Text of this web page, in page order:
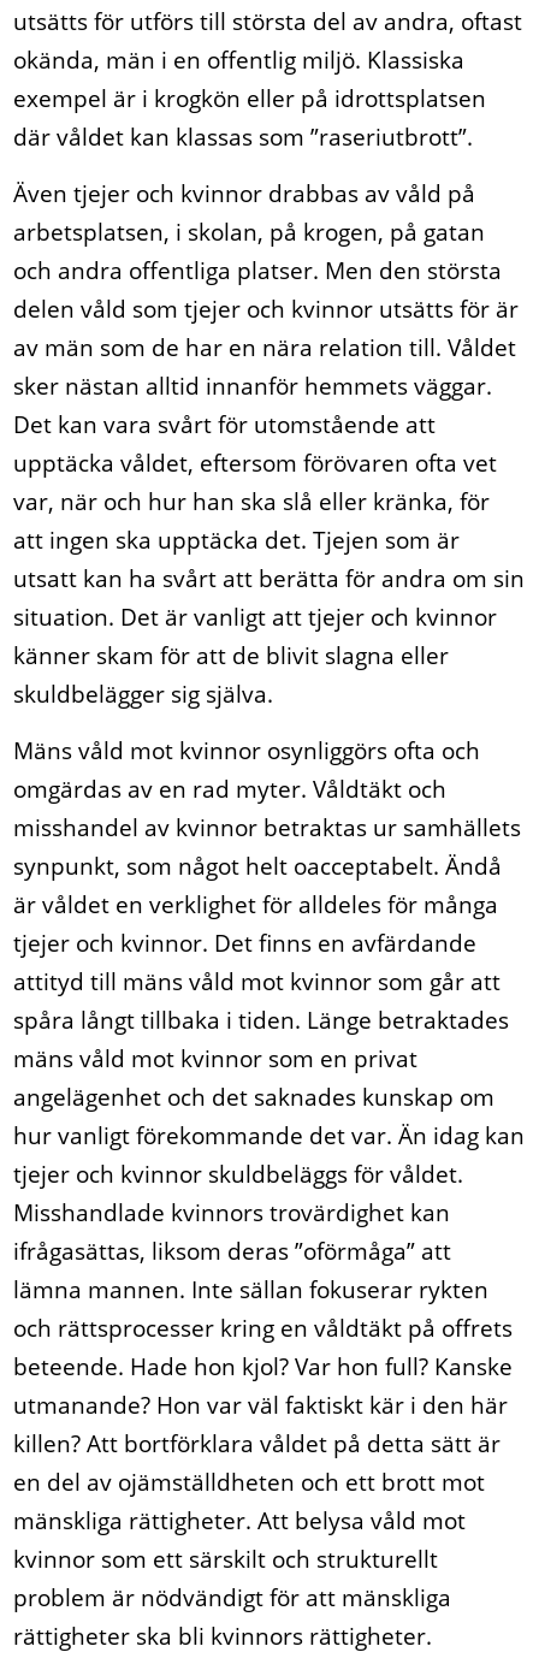
utsätts för utförs till största del av andra, oftast
okända, män i en offentlig miljö. Klassiska
exempel är i krogkön eller på idrottsplatsen
där våldet kan klassas som ”raseriutbrott”.
Även tjejer och kvinnor drabbas av våld på
arbetsplatsen, i skolan, på krogen, på gatan
och andra offentliga platser. Men den största
delen våld som tjejer och kvinnor utsätts för är
av män som de har en nära relation till. Våldet
sker nästan alltid innanför hemmets väggar.
Det kan vara svårt för utomstående att
upptäcka våldet, eftersom förövaren ofta vet
var, när och hur han ska slå eller kränka, för
att ingen ska upptäcka det. Tjejen som är
utsatt kan ha svårt att berätta för andra om sin
situation. Det är vanligt att tjejer och kvinnor
känner skam för att de blivit slagna eller
skuldbelägger sig själva.
Mäns våld mot kvinnor osynliggörs ofta och
omgärdas av en rad myter. Våldtäkt och
misshandel av kvinnor betraktas ur samhällets
synpunkt, som något helt oacceptabelt. Ändå
är våldet en verklighet för alldeles för många
tjejer och kvinnor. Det finns en avfärdande
attityd till mäns våld mot kvinnor som går att
spåra långt tillbaka i tiden. Länge betraktades
mäns våld mot kvinnor som en privat
angelägenhet och det saknades kunskap om
hur vanligt förekommande det var. Än idag kan
tjejer och kvinnor skuldbeläggs för våldet.
Misshandlade kvinnors trovärdighet kan
ifrågasättas, liksom deras ”oförmåga” att
lämna mannen. Inte sällan fokuserar rykten
och rättsprocesser kring en våldtäkt på offrets
beteende. Hade hon kjol? Var hon full? Kanske
utmanande? Hon var väl faktiskt kär i den här
killen? Att bortförklara våldet på detta sätt är
en del av ojämställdheten och ett brott mot
mänskliga rättigheter. Att belysa våld mot
kvinnor som ett särskilt och strukturellt
problem är nödvändigt för att mänskliga
rättigheter ska bli kvinnors rättigheter.